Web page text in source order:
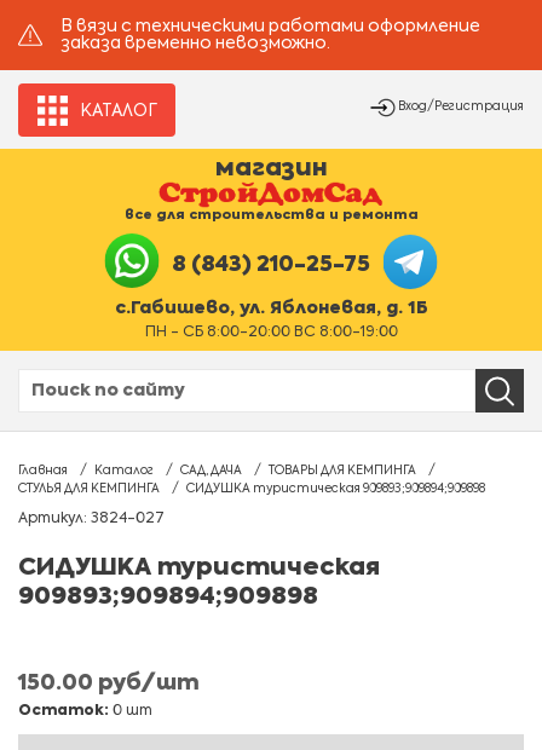
В вязи с техническими работами оформление
заказа временно невозможно.
КАТАЛОГ Вход/Регистрация
магазин
все для строительства и ремонта
8 (843) 210-25-75
с.Габишево, ул. Яблоневая, д. 1Б
ПН - СБ 8:00-20:00 ВС 8:00-19:00
Главная Каталог САД, ДАЧА
ТОВАРЫ ДЛЯ КЕМПИНГА
СТУЛЬЯ ДЛЯ КЕМПИНГА
СИДУШКА туристическая 909893;909894;909898
Артикул: 3824-027
СИДУШКА туристическая
909893;909894;909898
150.00 руб/шт
Остаток: 0 шт